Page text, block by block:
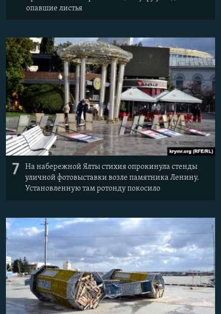
опавшие листья
7
На набережной Ялты стихия опрокинула стенды
уличной фотовыставки возле памятника Ленину.
Установленную там ротонду покосило